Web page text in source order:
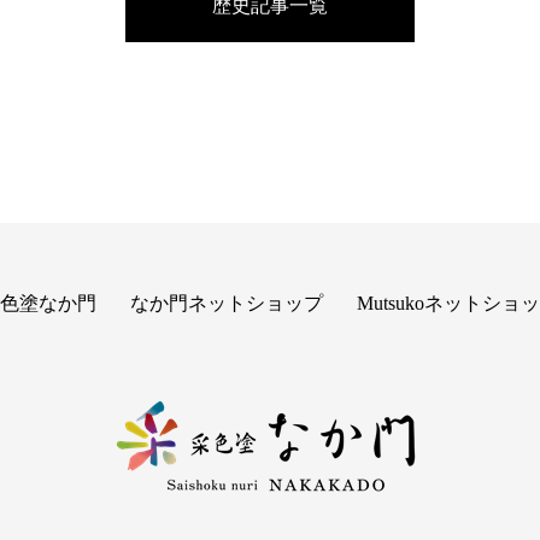
歴史記事一覧
塗なか門 なか門ネットショップ Mutsukoネットショ